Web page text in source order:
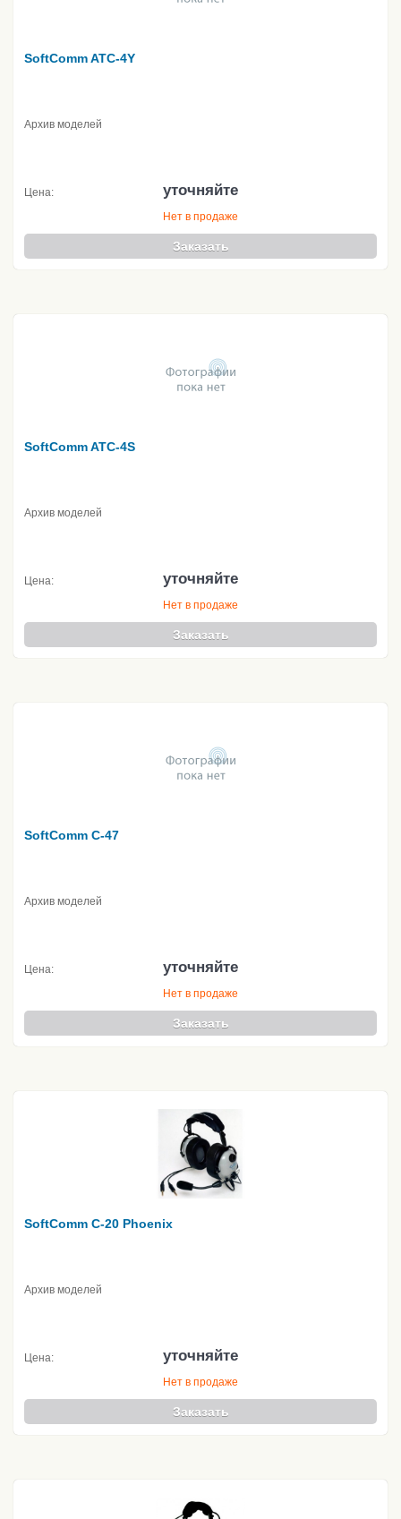
SoftComm ATC-4Y
Архив моделей
Цена: уточняйте
Нет в продаже
Заказать
SoftComm ATC-4S
Архив моделей
Цена: уточняйте
Нет в продаже
Заказать
SoftComm C-47
Архив моделей
Цена: уточняйте
Нет в продаже
Заказать
SoftComm C-20 Phoenix
Архив моделей
Цена: уточняйте
Нет в продаже
Заказать